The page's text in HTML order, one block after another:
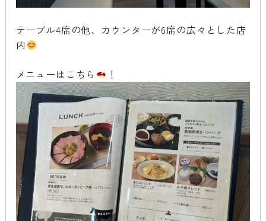
テーブル4席の他、カウンターが6席の広々とした店
内
メニューはこちら ！